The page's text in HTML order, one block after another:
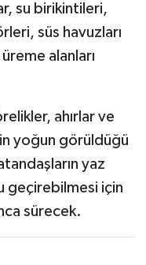
su birikintileri,
süs havuzları
alanları
ahırlar ve
yoğun görüldüğü
yaz
geçirebilmesi için
sürecek.